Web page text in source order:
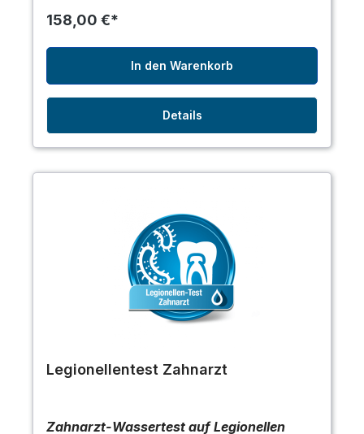
158,00 €*
In den Warenkorb
Details
Legionellentest Zahnarzt
Zahnarzt-Wassertest auf Legionellen